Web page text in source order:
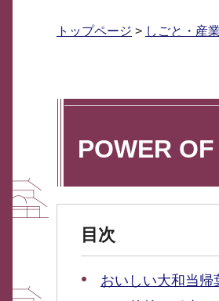
トップページ > しごと・産業
POWER
目次
おいしい大和当